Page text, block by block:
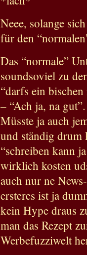
Neee, solange
für den
Das “normale”
soundsoviel zu
“darfs ein
– “Ach ja, na gut”.
Müsste ja auch
und ständig drum
“schreiben kann
wirklich kosten
auch nur ne
ersteres ist ja
kein Hype draus
man das Rezept
Werbefuzziwelt